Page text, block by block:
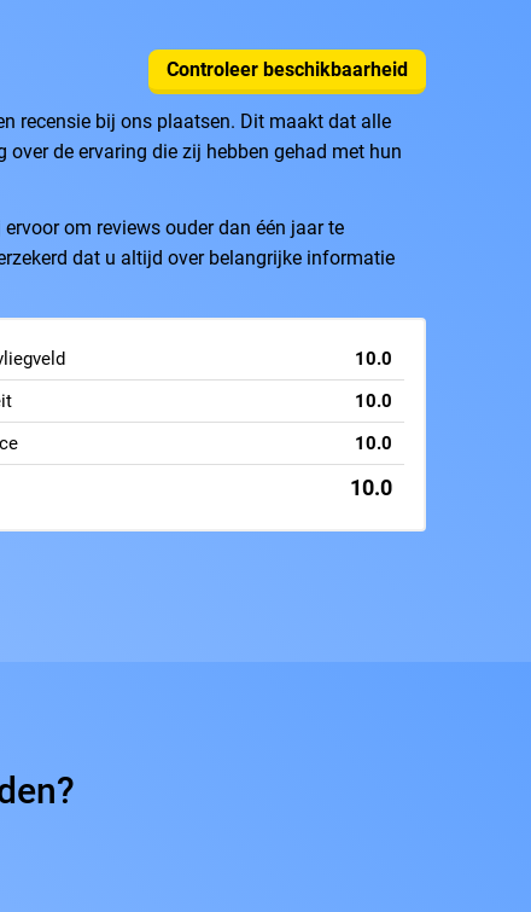
Controleer beschikbaarheid
recensie bij ons plaatsen. Dit maakt dat alle
de ervaring die zij hebben gehad met hun
om reviews ouder dan één jaar te
dat u altijd over belangrijke informatie
10.0
10.0
10.0
10.0